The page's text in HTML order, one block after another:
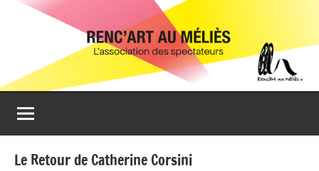
Renc'Art
Méliès
Association
spectateurs
du
cinéma
Le
Montreuil
Le Retour de Catherine Corsini